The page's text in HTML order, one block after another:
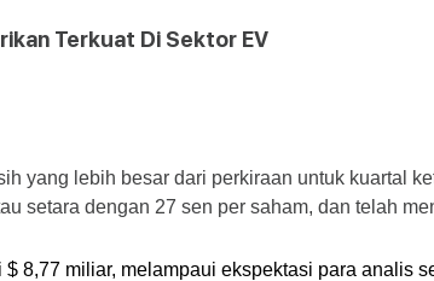
Terkuat Di Sektor EV
yang lebih besar dari perkiraan untuk kuartal
setara dengan 27 sen per saham, dan telah
8,77 miliar, melampaui ekspektasi para analis